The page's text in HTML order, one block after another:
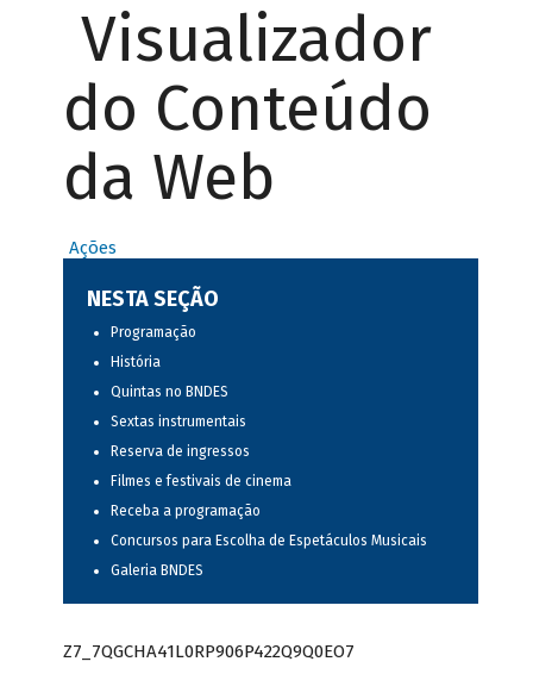
Visualizador
do Conteúdo
da Web
Ações
NESTA SEÇÃO
Programação
História
Quintas no BNDES
Sextas instrumentais
Reserva de ingressos
Filmes e festivais de cinema
Receba a programação
Concursos para Escolha de Espetáculos Musicais
Galeria BNDES
Z7_7QGCHA41L0RP906P422Q9Q0EO7